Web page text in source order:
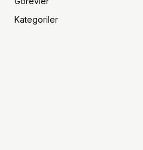
Kategoriler